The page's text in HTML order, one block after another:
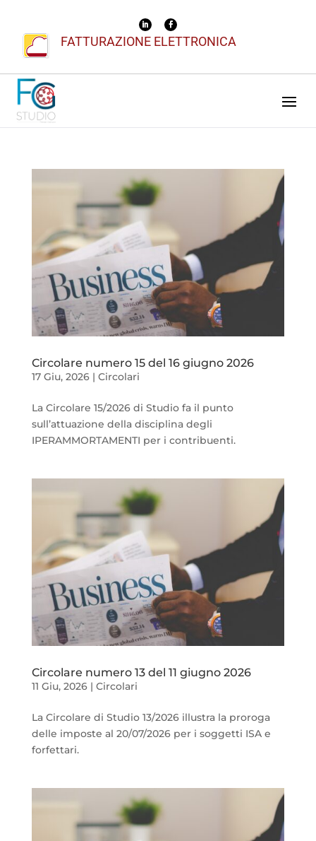
FATTURAZIONE ELETTRONICA
Circolare numero 15 del 16 giugno 2026
17 Giu, 2026| Circolari
La Circolare 15/2026 di Studio fa il punto
sull’attuazione della disciplina degli
IPERAMMORTAMENTI per i contribuenti.
Circolare numero 13 del 11 giugno 2026
11 Giu, 2026| Circolari
La Circolare di Studio 13/2026 illustra la proroga
delle imposte al 20/07/2026 per i soggetti ISA e
forfettari.